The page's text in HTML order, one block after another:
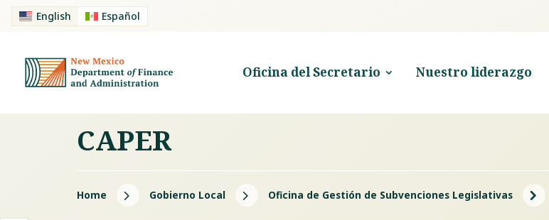
English Español
Oficina del Secretario Nuestro liderazgo
CAPER
Home 5 Gobierno Local 5 Oficina de Gestión de Subvenciones Legislativas 5